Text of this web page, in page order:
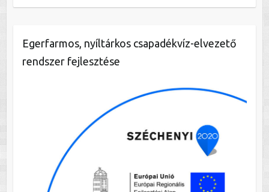
Egerfarmos, nyíltárkos csapadékvíz-elvezető
rendszer fejlesztése